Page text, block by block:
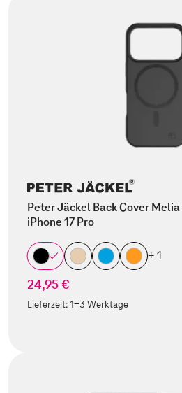
Peter Jäckel Back Cover
iPhone 17 Pro
+ 1
24,95 €
Lieferzeit:1-3 Werktage